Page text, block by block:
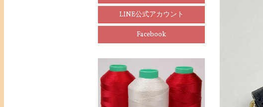
LINE公式アカウント
Facebook